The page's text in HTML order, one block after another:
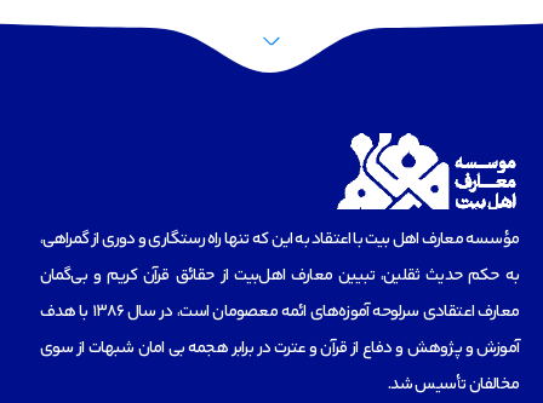
مؤسسه‌ معارف اهل بیت با اعتقاد به این که تنها راه رستگاری و دوری از گمراهی،
به حکم حدیث ثقلین، تبیین معارف اهل‌بیت از حقائق قرآن کریم و بی‌گمان
معارف اعتقادی سرلوحه آموزه‌های ائمه معصومان است، در سال 1386 با هدف
آموزش و پژوهش و دفاع از قرآن و عترت در برابر هجمه بی امان شبهات از سوی
مخالفان تأسیس شد.